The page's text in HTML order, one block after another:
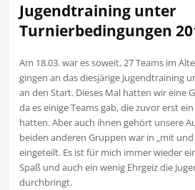
Jugendtraining unter
Turnierbedingungen
Am 18.03. war es soweit, 27 Teams im
gingen an das diesjärige Jugendtraining
an den Start. Dieses Mal hatten wir eine
da es einige Teams gab, die zuvor erst
hatten. Aber auch ihnen gehört unsere
beiden anderen Gruppen war in „mit
eingeteilt. Es ist für mich immer wieder
Spaß und auch ein wenig Ehrgeiz die
durchbringt.